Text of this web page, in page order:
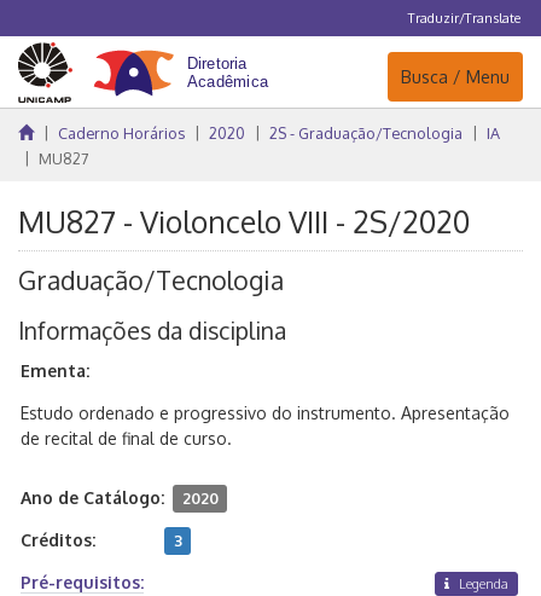
Traduzir/Translate
Navegação
Busca / Menu
Caderno Horários 2020 2S - Graduação/Tecnologia
IA
MU827
MU827 - Violoncelo VIII - 2S/2020
Graduação/Tecnologia
Informações da disciplina
Ementa:
Estudo ordenado e progressivo do instrumento. Apresentação
de recital de final de curso.
Ano de Catálogo: 2020
Créditos: 3
Pré-requisitos: Legenda